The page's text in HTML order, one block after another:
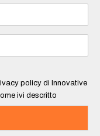
policy di Innovative
ivi descritto